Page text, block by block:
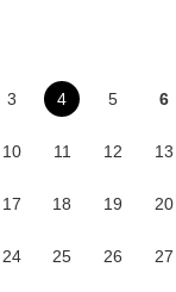
3 4 5 6
10 11 12 13
17 18 19 20
24 25 26 27